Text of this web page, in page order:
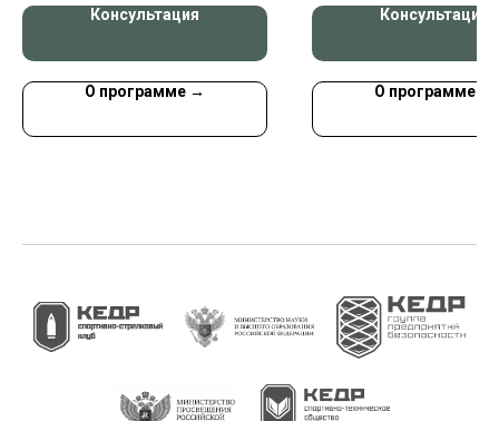
Консультация
О программе →
Консультация
О программе →